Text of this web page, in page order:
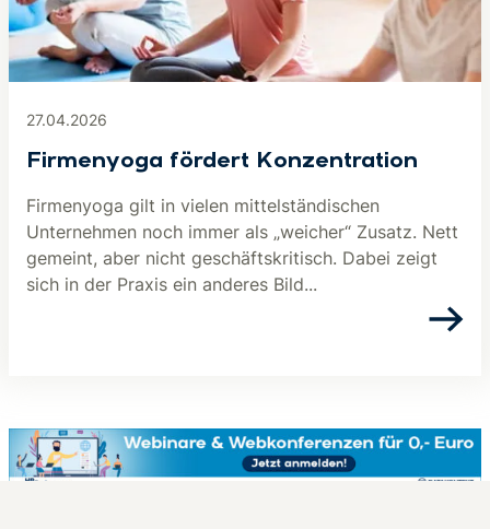
27.04.2026
Firmenyoga fördert Konzentration
Firmenyoga gilt in vielen mittelständischen
Unternehmen noch immer als „weicher“ Zusatz. Nett
gemeint, aber nicht geschäftskritisch. Dabei zeigt
sich in der Praxis ein anderes Bild...